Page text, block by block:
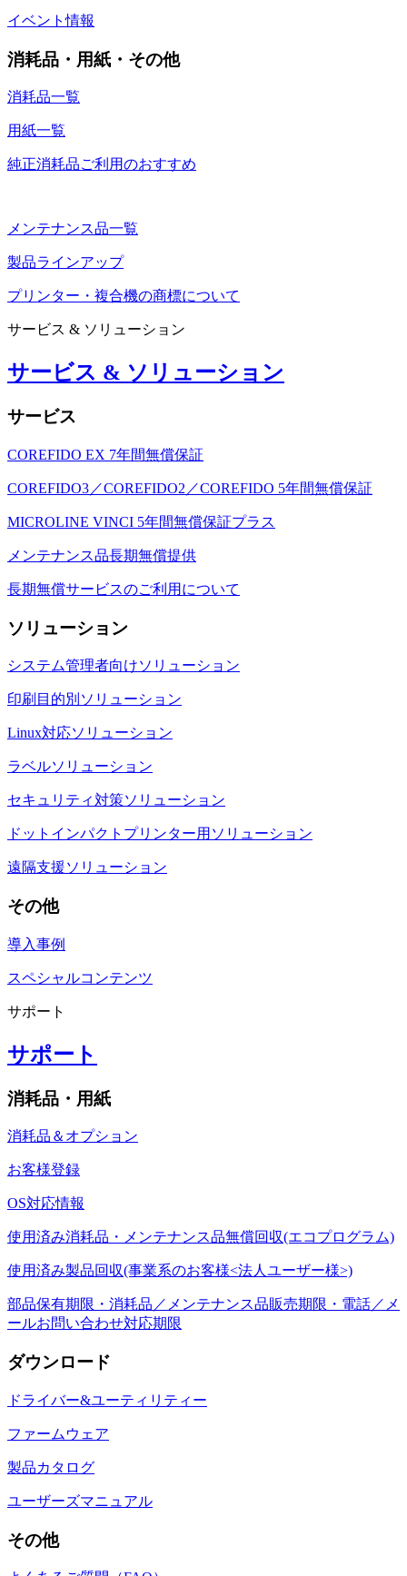
イベント情報
消耗品・用紙・その他
消耗品一覧
用紙一覧
純正消耗品ご利用のおすすめ
メンテナンス品一覧
製品ラインアップ
プリンター・複合機の商標について
サービス & ソリューション
サービス & ソリューション
サービス
COREFIDO EX 7年間無償保証
COREFIDO3／COREFIDO2／COREFIDO 5年間無償保証
MICROLINE VINCI 5年間無償保証プラス
メンテナンス品長期無償提供
長期無償サービスのご利用について
ソリューション
システム管理者向けソリューション
印刷目的別ソリューション
Linux対応ソリューション
ラベルソリューション
セキュリティ対策ソリューション
ドットインパクトプリンター用ソリューション
遠隔支援ソリューション
その他
導入事例
スペシャルコンテンツ
サポート
サポート
消耗品・用紙
消耗品＆オプション
お客様登録
OS対応情報
使用済み消耗品・メンテナンス品無償回収(エコプログラム)
使用済み製品回収(事業系のお客様<法人ユーザー様>)
部品保有期限・消耗品／メンテナンス品販売期限・電話／メ
ールお問い合わせ対応期限
ダウンロード
ドライバー&ユーティリティー
ファームウェア
製品カタログ
ユーザーズマニュアル
その他